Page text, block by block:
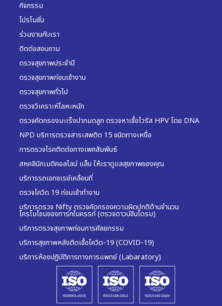
กิจกรรม
โปรโมชั่น
ร่วมงานกับเรา
ติดต่อสอบถาม
ตรวจสุขภาพประจำปี
ตรวจสุขภาพก่อนเข้างาน
ตรวจสุขภาพทั่วไป
ตรวจวิเคราะห์โลหะหนัก
ตรวจคัดกรองมะเร็งปากมดลูก ตรวจหาเชื้อไวรัส HPV โดย DNA
NPD บริการตรวจสารเสพติด 15 ชนิดทางเหงื่อ
การตรวจโรคติดต่อทางเพศสัมพันธ์
สหคลินิกเมดิคอลไลน์ แล็บ ให้เราดูแลสุขภาพของคุณ
บริการรถเอกซเรย์เคลื่อนที่
ตรวจโควิด 19 ก่อนเข้าทำงาน
บริการตรวจ Nifty ตรวจคัดกรองความผิดปกติด้านจำนวน
โครโมโซมของทารกในครรภ์ (ตรวจดาวน์ซินโดรม)
บริการตรวจสุขภาพก่อนการศัลยกรรม
บริการสุขภาพหลังติดเชื้อโควิด-19 (COVID-19)
บริการห้องปฏิบัติการทางการแพทย์ (Labaratory)